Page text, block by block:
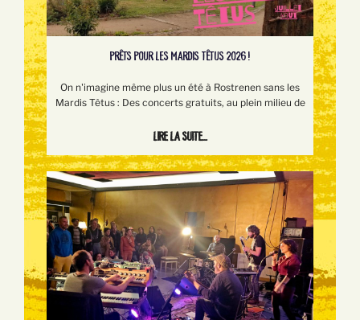
PRÊTS POUR LES MARDIS TÊTUS 2026 !
On n'imagine même plus un été à Rostrenen sans les
Mardis Têtus : Des concerts gratuits, au plein milieu de
Lire la suite...